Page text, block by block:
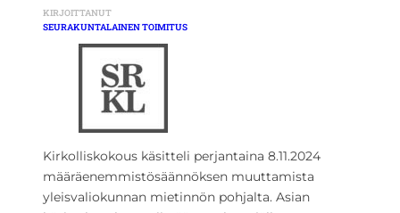
KIRJOITTANUT
SEURAKUNTALAINEN TOIMITUS
Kirkolliskokous käsitteli perjantaina 8.11.2024
määräenemmistösäännöksen muuttamista
yleisvaliokunnan mietinnön pohjalta. Asian